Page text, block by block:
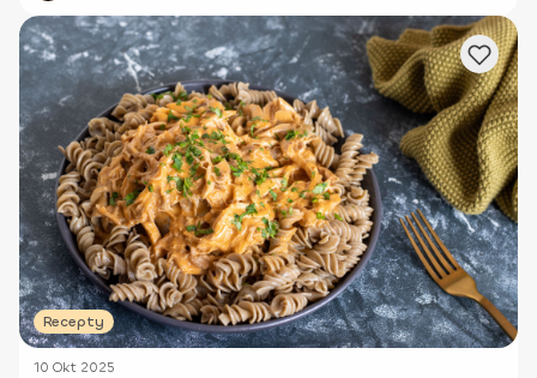
Recepty
10 Okt 2025